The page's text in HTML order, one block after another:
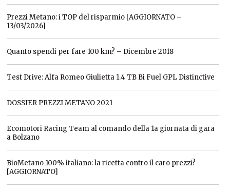
Prezzi Metano: i TOP del risparmio [AGGIORNATO –
13/03/2026]
Quanto spendi per fare 100 km? – Dicembre 2018
Test Drive: Alfa Romeo Giulietta 1.4 TB Bi Fuel GPL Distinctive
DOSSIER PREZZI METANO 2021
Ecomotori Racing Team al comando della 1a giornata di gara
a Bolzano
BioMetano 100% italiano: la ricetta contro il caro prezzi?
[AGGIORNATO]